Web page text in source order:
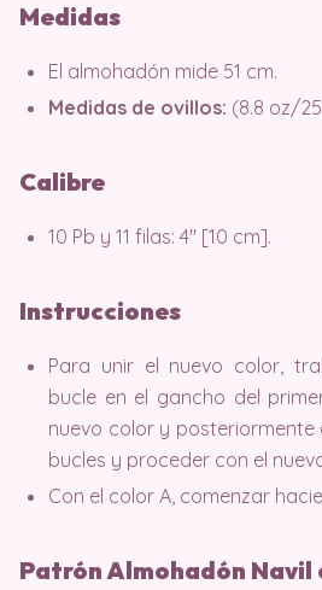
Medidas
El almohadón mide 51 cm.
Medidas de ovillos: (8.8 oz/
Calibre
10 Pb y 11 filas: 4″ [10 cm].
Instrucciones
Para unir el nuevo color,
bucle en el gancho del
nuevo color y
bucles y proceder con el
Con el color A, comenzar
Patrón Almohadón Navil